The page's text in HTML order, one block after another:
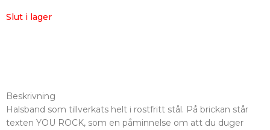
Slut i lager
Beskrivning
Halsband som tillverkats helt i rostfritt stål. På brickan står
texten YOU ROCK, som en påminnelse om att du duger